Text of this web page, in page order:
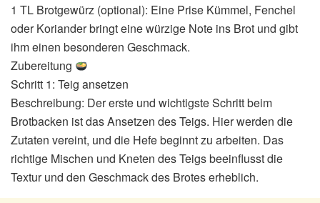
1 TL Brotgewürz (optional): Eine Prise Kümmel, Fenchel
oder Koriander bringt eine würzige Note ins Brot und gibt
ihm einen besonderen Geschmack.
Zubereitung
Schritt 1: Teig ansetzen
Beschreibung: Der erste und wichtigste Schritt beim
Brotbacken ist das Ansetzen des Teigs. Hier werden die
Zutaten vereint, und die Hefe beginnt zu arbeiten. Das
richtige Mischen und Kneten des Teigs beeinflusst die
Textur und den Geschmack des Brotes erheblich.